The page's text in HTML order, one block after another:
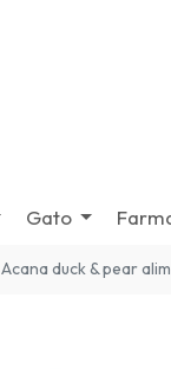
Gato
Acana duck & pear